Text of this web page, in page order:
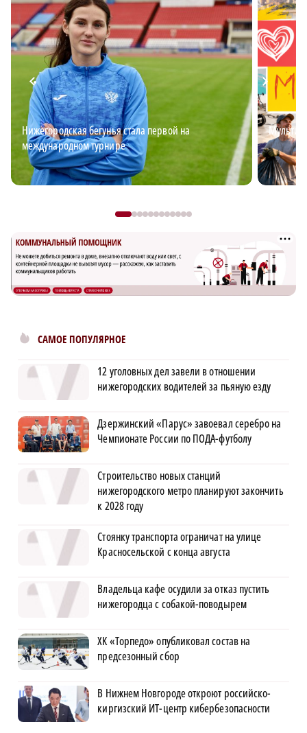
Нижегородская бегунья стала первой на
международном турнире
САМОЕ ПОПУЛЯРНОЕ
12 уголовных дел завели в отношении
нижегородских водителей за пьяную езду
Дзержинский «Парус» завоевал серебро на
Чемпионате России по ПОДА-футболу
Строительство новых станций
нижегородского метро планируют закончить
к 2028 году
Стоянку транспорта ограничат на улице
Красносельской с конца августа
Владельца кафе осудили за отказ пустить
нижегородца с собакой-поводырем
ХК «Торпедо» опубликовал состав на
предсезонный сбор
В Нижнем Новгороде откроют российско-
киргизский ИТ-центр кибербезопасности